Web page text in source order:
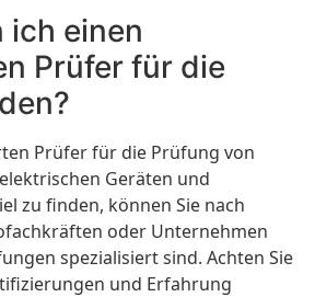
ich einen
Prüfer für die
Prüfer für die Prüfung von
Geräten und
zu finden, können Sie nach
oder Unternehmen
spezialisiert sind. Achten Sie
und Erfahrung